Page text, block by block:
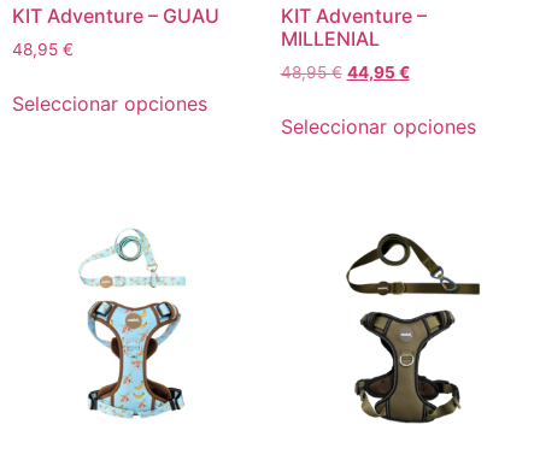
KIT Adventure – GUAU
48,95 €
Seleccionar opciones
KIT Adventure –
MILLENIAL
48,95€ 44,95€
Seleccionar opciones